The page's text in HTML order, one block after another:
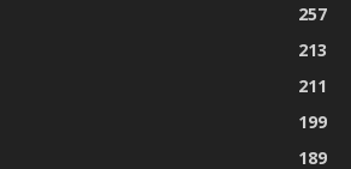
257
213
211
199
189